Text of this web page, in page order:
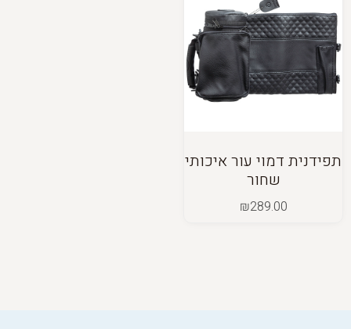
תפידנית דמוי עור איכותי
שחור
₪289.00